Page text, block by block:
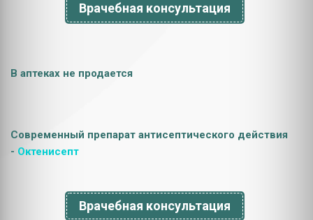
Врачебная консультация
В аптеках не продается
Современный препарат антисептического действия
- Октенисепт
Врачебная консультация